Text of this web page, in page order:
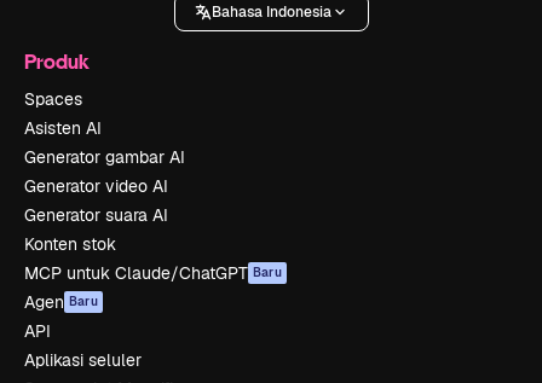
Bahasa Indonesia
Produk
Spaces
Asisten AI
Generator gambar AI
Generator video AI
Generator suara AI
Konten stok
MCP untuk Claude/ChatGPT Baru
Agen Baru
API
Aplikasi seluler